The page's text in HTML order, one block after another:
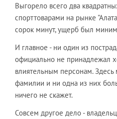
Выгорело всего два
спорттоварами на рынке
сорок минут, ущерб был
И главное - ни один из
официально не принадлежал
влиятельным персонам.
фамилии и ни одна из них
ничего не скажет.
Совсем другое дело -